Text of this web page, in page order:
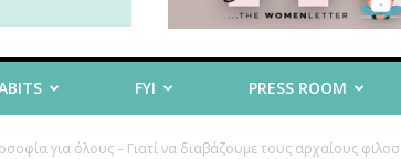
FYI PRESS ROOM
για όλους – Γιατί να διαβάζουμε τους αρχαίους